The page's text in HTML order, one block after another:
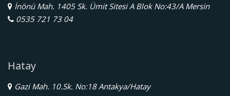
İnönü Mah. 1405 Sk. Ümit Sitesi A Blok No:43/A Mersin
0535 721 73 04
Hatay
Gazi Mah. 10.Sk. No:18 Antakya/Hatay